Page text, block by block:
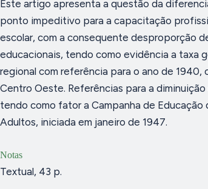
Este artigo apresenta a questão da
ponto impeditivo para a capacitação
escolar, com a consequente desproporção
educacionais, tendo como evidência a taxa
regional com referência para o ano de 1940,
Centro Oeste. Referências para a
tendo como fator a Campanha de
Adultos, iniciada em janeiro de 1947.
Notas
Textual, 43 p.